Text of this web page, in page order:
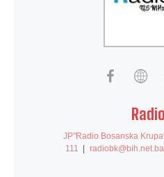
JP"Radio Bosanska
111
radiobk@bih.net.ba